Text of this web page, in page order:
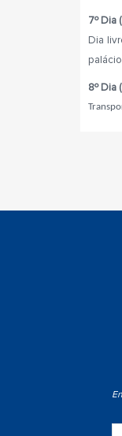
7º Dia
Dia
8º Dia